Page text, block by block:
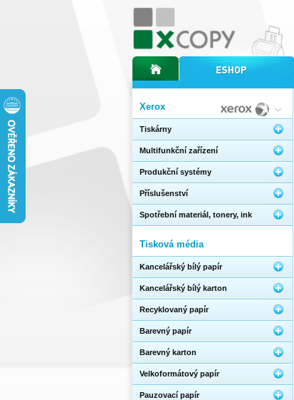
Xerox
Tiskárny
Multifunkční zařízení
Produkční systémy
Příslušenství
Spotřební materiál, tonery, ink
Tisková média
Kancelářský bílý papír
Kancelářský bílý karton
Recyklovaný papír
Barevný papír
Barevný karton
Velkoformátový papír
Pauzovací papír
úvodní stránka xcopyinternetový obchod xcopy